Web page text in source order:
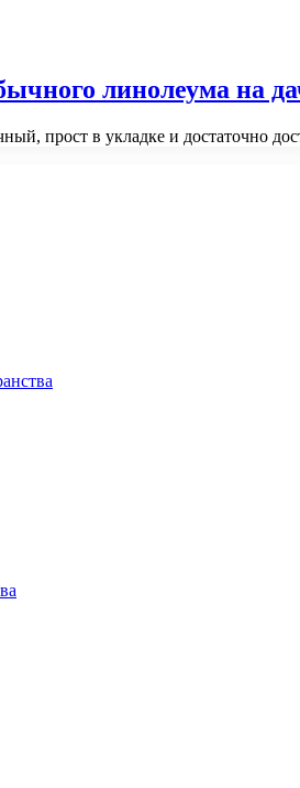
линолеума на
прост в укладке и достаточно